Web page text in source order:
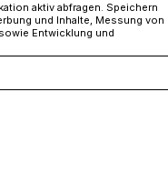
aktiv abfragen. Speichern
und Inhalte, Messung von
Entwicklung und